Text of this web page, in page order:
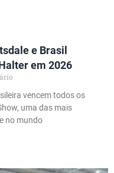
e Brasil
em 2026
vencem todos os
uma das mais
no mundo